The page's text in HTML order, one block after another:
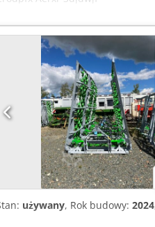
używany, Rok budowy: 2024